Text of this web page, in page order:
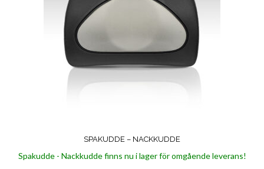
SPAKUDDE – NACKKUDDE
Spakudde - Nackkudde finns nu i lager för omgående leverans!